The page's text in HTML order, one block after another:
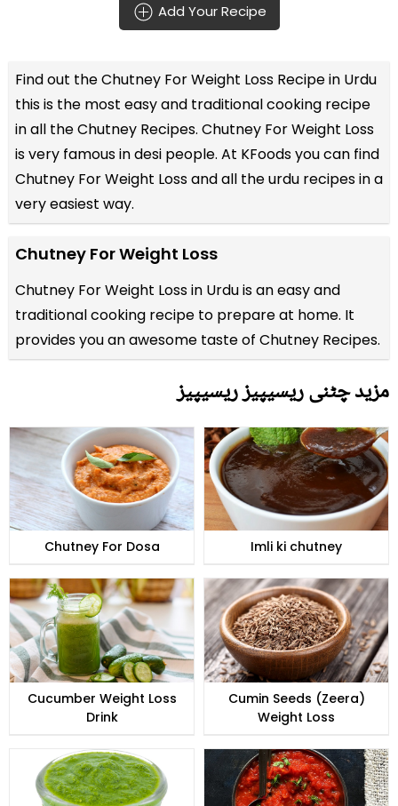
Add Your Recipe
Find out theChutney For Weight Loss Recipe in Urdu
this is the most easy and traditional cooking recipe
in all theChutney Recipes. Chutney For Weight Loss
is very famous in desi people. At KFoods you can find
Chutney For Weight Loss and all theurdu recipesin a
very easiest way.
Chutney For Weight Loss
Chutney For Weight Loss in Urdu is an easy and
traditional cooking recipe to prepare at home. It
provides you an awesome taste of Chutney Recipes.
مزید چٹنی ریسیپیز ریسیپیز
Chutney For Dosa Imli ki chutney
Cucumber Weight Loss
Drink
Cumin Seeds (Zeera)
Weight Loss